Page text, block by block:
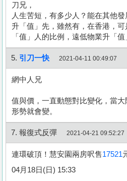
刀兄，
人生苦短，有多少人？能在其他
升「值」先，雖然有，在香港，
「值」人的比例，遠低物業升「值
5. 引刀一快 2021-04-11 00:49:07
網中人兄
值與價，一直動態對比變化，當大
形勢就會變。
7. 報復式反彈 2021-04-21 09:52:27
連環破頂！慧安園兩房呎售17521
04月18日(日) 15:33